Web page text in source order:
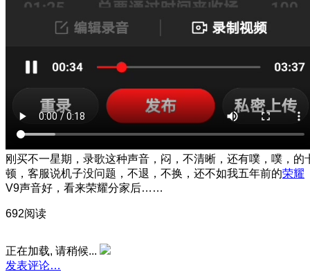
刚买不一星期，录歌这种声音，闷，不清晰，还有噗，噗，的
顿，客服说机子没问题，不退，不换，还不如我五年前的荣耀
V9声音好，看来荣耀分家后……
692阅读
正在加载, 请稍候...
发表评论…